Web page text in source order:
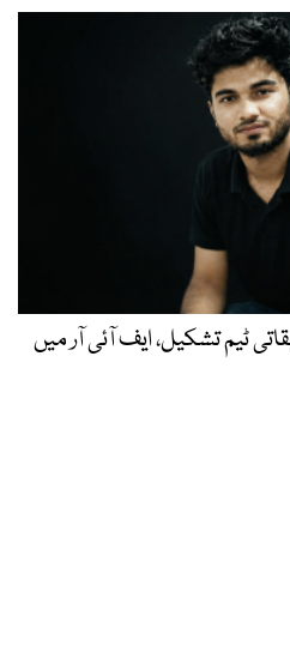
ٹیم تشکیل، ایف آئی آر میں